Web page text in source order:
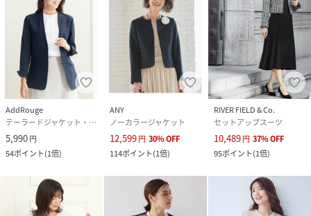
AddRouge
テーラードジャケット・ブレザー
5,990円
54ポイント(1倍)
ANY
ノーカラージャケット
12,599円 30%OFF
114ポイント(1倍)
RIVER FIELD & Co.
セットアップスーツ
10,489円 37%OFF
95ポイント(1倍)